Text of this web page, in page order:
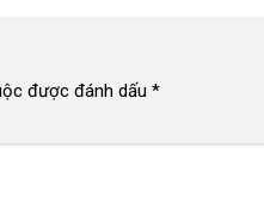
được đánh dấu *